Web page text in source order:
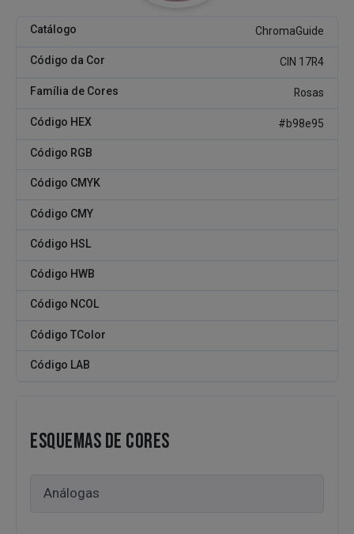
Catálogo ChromaGuide
Código da Cor CIN 17R4
Família de Cores Rosas
Código HEX #b98e95
Código RGB
Código CMYK
Código CMY
Código HSL
Código HWB
Código NCOL
Código TColor
Código LAB
ESQUEMAS DE CORES